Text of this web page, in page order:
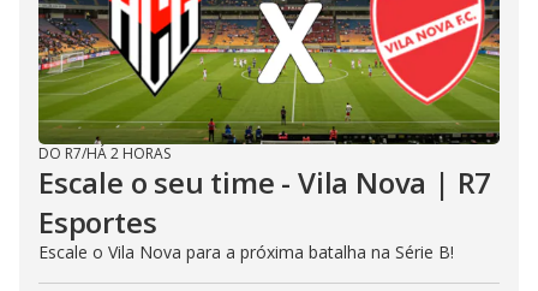
DO R7/HÁ 2 HORAS
Escale o seu time - Vila Nova | R7
Esportes
Escale o Vila Nova para a próxima batalha na Série B!